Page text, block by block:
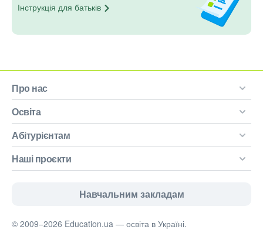
Інструкція для батьків
Про нас
Освіта
Абітурієнтам
Наші проєкти
Навчальним закладам
© 2009–2026 Education.ua — освіта в Україні.